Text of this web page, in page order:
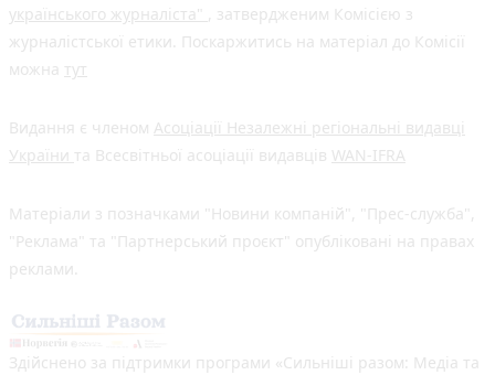
українського журналіста" , затвердженим Комісією з
журналістської етики. Поскаржитись на матеріал до Комісії
можна тут
Видання є членом Асоціації Незалежні регіональні видавці
України та Всесвітньої асоціації видавців WAN-IFRA
Матеріали з позначками "Новини компаній", "Прес-служба",
"Реклама" та "Партнерський проєкт" опубліковані на правах
реклами.
Здійснено за підтримки програми «Сильніші разом: Медіа та